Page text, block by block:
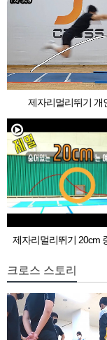
제자리멀리뛰기 개
제자리멀리뛰기 20cm
크로스 스토리